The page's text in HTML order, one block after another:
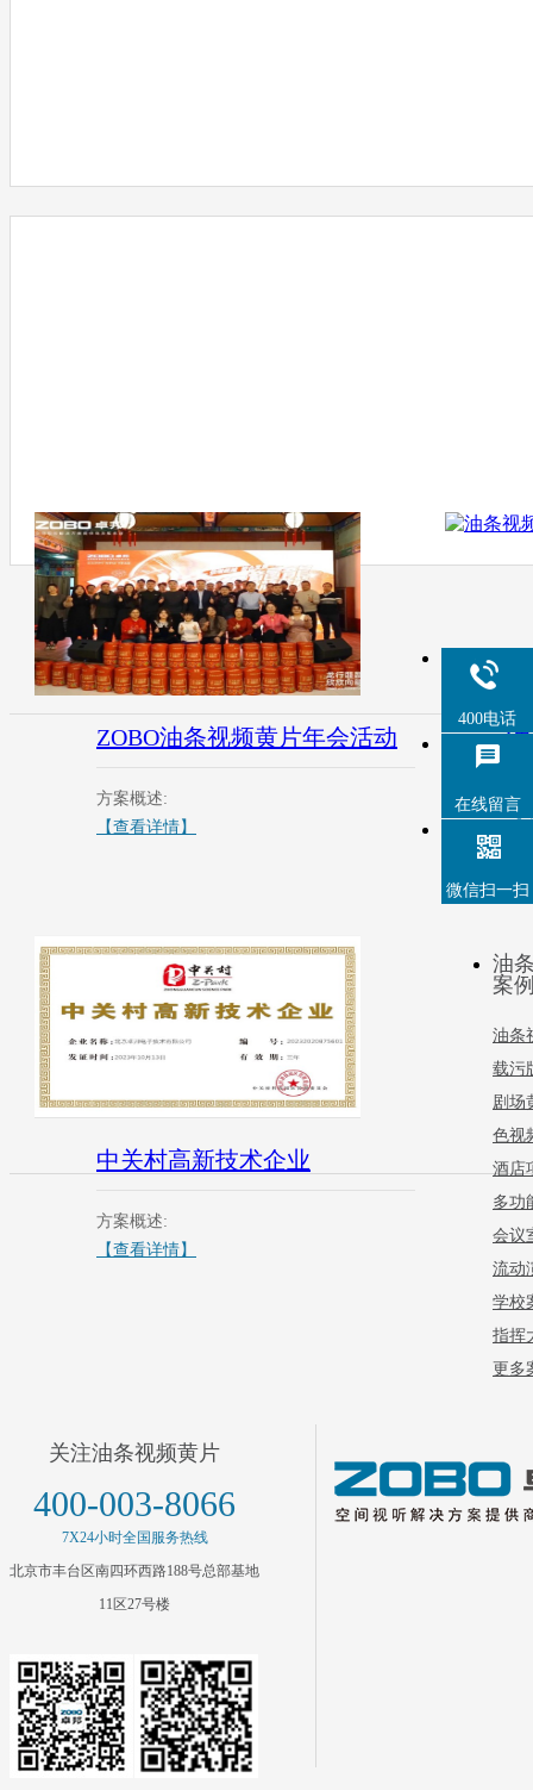
ZOBO油条视频黄片年会活动
方案概述:
【查看详情】
方
中关村高新技术企业
方案概述:
【查看详情】
油
案
油条
载污
剧场
色视
酒店
多功
会议
流动
学校
指挥
更多
关注油条视频黄片
400-003-8066
7X24小时全国服务热线
北京市丰台区南四环西路188号总部基地
11区27号楼
400电话
在线留言
微信扫一扫